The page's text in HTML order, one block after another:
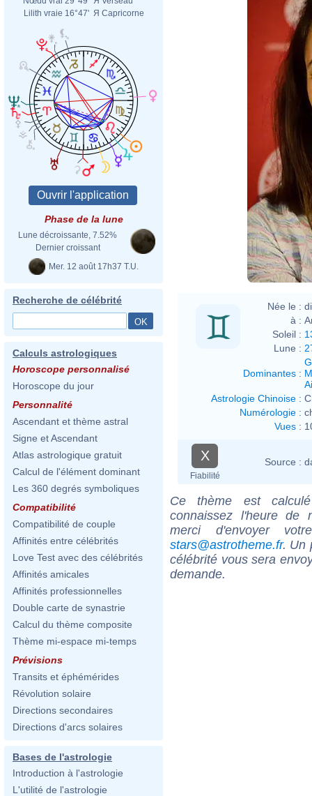
Lilith vraie 16°47' Я Capricorne
Phase de la lune
Lune décroissante, 7.52%
Dernier croissant
Mer. 12 août 17h37 T.U.
Recherche de célébrité
Calculs astrologiques
Horoscope personnalisé
Horoscope du jour
Personnalité
Ascendant et thème astral
Signe et Ascendant
Atlas astrologique gratuit
Calcul de l'élément dominant
Les 360 degrés symboliques
Compatibilité
Compatibilité de couple
Affinités entre célébrités
Love Test avec des célébrités
Affinités amicales
Affinités professionnelles
Double carte de synastrie
Calcul du thème composite
Thème mi-espace mi-temps
Prévisions
Transits et éphémérides
Révolution solaire
Directions secondaires
Directions d'arcs solaires
Bases de l'astrologie
Introduction à l'astrologie
L'utilité de l'astrologie
Née le :
à :
Soleil :
Lune :
Dominantes :
Astrologie Chinoise :
Numérologie :
Vues :
X
Fiabilité
Source :
Ce thème est
connaissez l'heure de
merci d'envoyer
stars@astrotheme.fr. Un
célébrité vous sera
demande.